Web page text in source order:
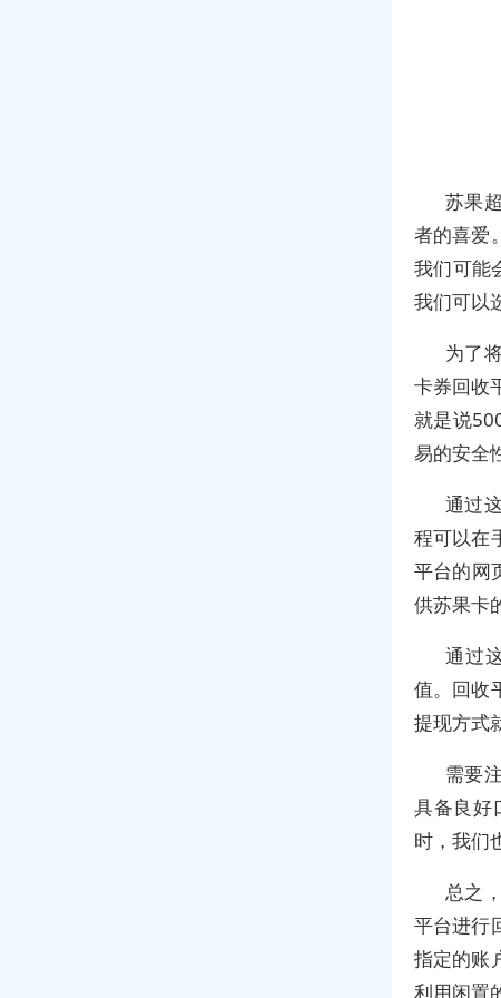
苏果
者的喜爱
我们可能
我们可以
为了
卡券回收
就是说
易的安全
通过
程可以在
平台的网
供苏果卡
通过
值。回收
提现方式
需要
具备良好
时，我们
总之
平台进行
指定的账
利用闲置